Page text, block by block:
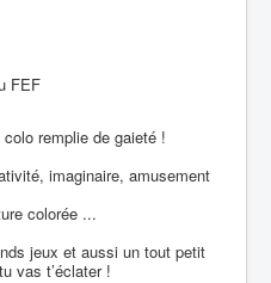
FEF
remplie de gaieté !
imaginaire, amusement
colorée ...
jeux et aussi un tout petit
vas t’éclater !